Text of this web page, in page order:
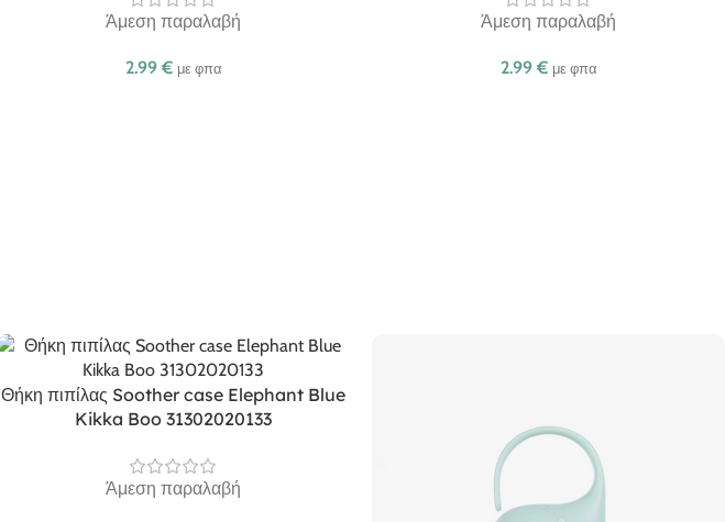
Άμεση παραλαβή
2.99 € με φπα
Άμεση παραλαβή
2.99 € με φπα
Θήκη πιπίλας Soother case Elephant Blue
Kikka Boo 31302020133
Άμεση παραλαβή